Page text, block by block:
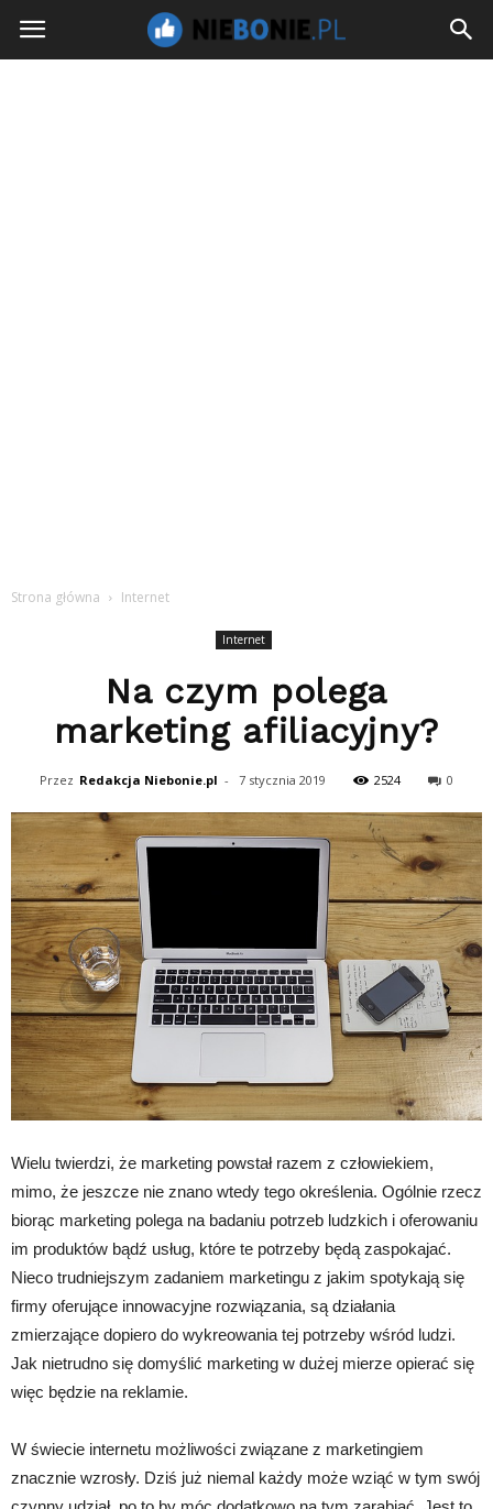
NieBoNie.pl
Strona główna Internet
Internet
Na czym polega
marketing afiliacyjny?
Przez Redakcja Niebonie.pl - 7 stycznia 2019 2524 0
Wielu twierdzi, że marketing powstał razem z człowiekiem,
mimo, że jeszcze nie znano wtedy tego określenia. Ogólnie rzecz
biorąc marketing polega na badaniu potrzeb ludzkich i oferowaniu
im produktów bądź usług, które te potrzeby będą zaspokajać.
Nieco trudniejszym zadaniem marketingu z jakim spotykają się
firmy oferujące innowacyjne rozwiązania, są działania
zmierzające dopiero do wykreowania tej potrzeby wśród ludzi.
Jak nietrudno się domyślić marketing w dużej mierze opierać się
więc będzie na reklamie.
W świecie internetu możliwości związane z marketingiem
znacznie wzrosły. Dziś już niemal każdy może wziąć w tym swój